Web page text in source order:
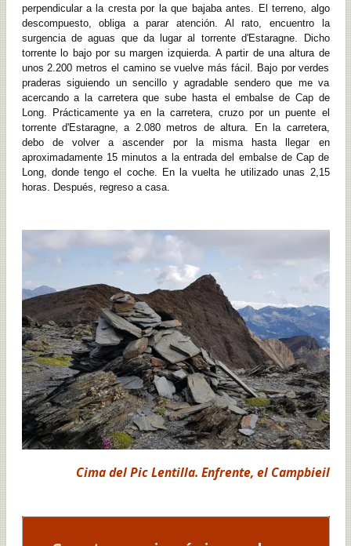
perpendicular a la cresta por la que bajaba antes. El terreno, algo
descompuesto, obliga a parar atención. Al rato, encuentro la
surgencia de aguas que da lugar al torrente d'Estaragne. Dicho
torrente lo bajo por su margen izquierda. A partir de una altura de
unos 2.200 metros el camino se vuelve más fácil. Bajo por verdes
praderas siguiendo un sencillo y agradable sendero que me va
acercando a la carretera que sube hasta el embalse de Cap de
Long. Prácticamente ya en la carretera, cruzo por un puente el
torrente d'Estaragne, a 2.080 metros de altura. En la carretera,
debo de volver a ascender por la misma hasta llegar en
aproximadamente 15 minutos a la entrada del embalse de Cap de
Long, donde tengo el coche. En la vuelta he utilizado unas 2,15
horas. Después, regreso a casa.
Cima del Pic Lentilla. Enfrente, el Campbieil